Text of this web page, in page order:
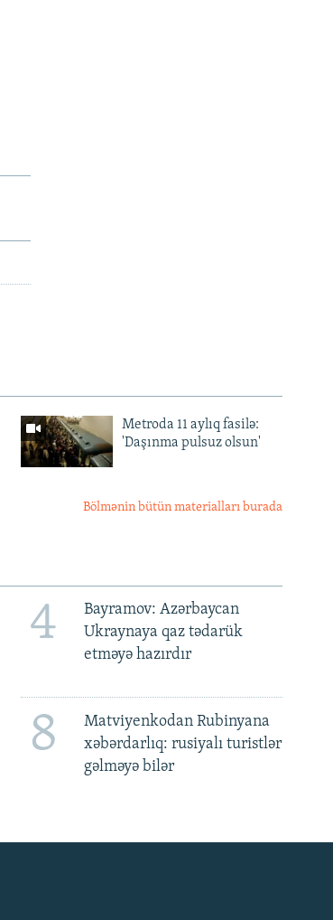
Metroda 11 aylıq fasilə:
'Daşınma pulsuz olsun'
Bölmənin bütün materialları burada
4
Bayramov: Azərbaycan
Ukraynaya qaz tədarük
etməyə hazırdır
8
Matviyenkodan Rubinyana
xəbərdarlıq: rusiyalı turistlər
gəlməyə bilər